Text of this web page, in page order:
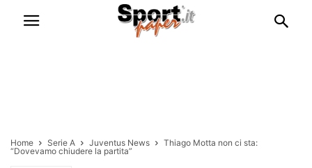
Home Serie A Juventus News
Thiago Motta non ci sta:
“Dovevamo chiudere la partita”